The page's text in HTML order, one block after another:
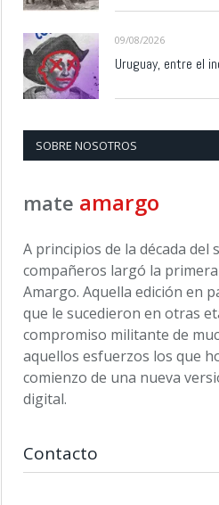
09/08/2026
Uruguay, entre el
SOBRE NOSOTROS
mate amargo
A principios de la década
compañeros largó la
Amargo. Aquella edición en
que le sucedieron en otras
compromiso militante de
aquellos esfuerzos los que
comienzo de una nueva
digital.
Contacto